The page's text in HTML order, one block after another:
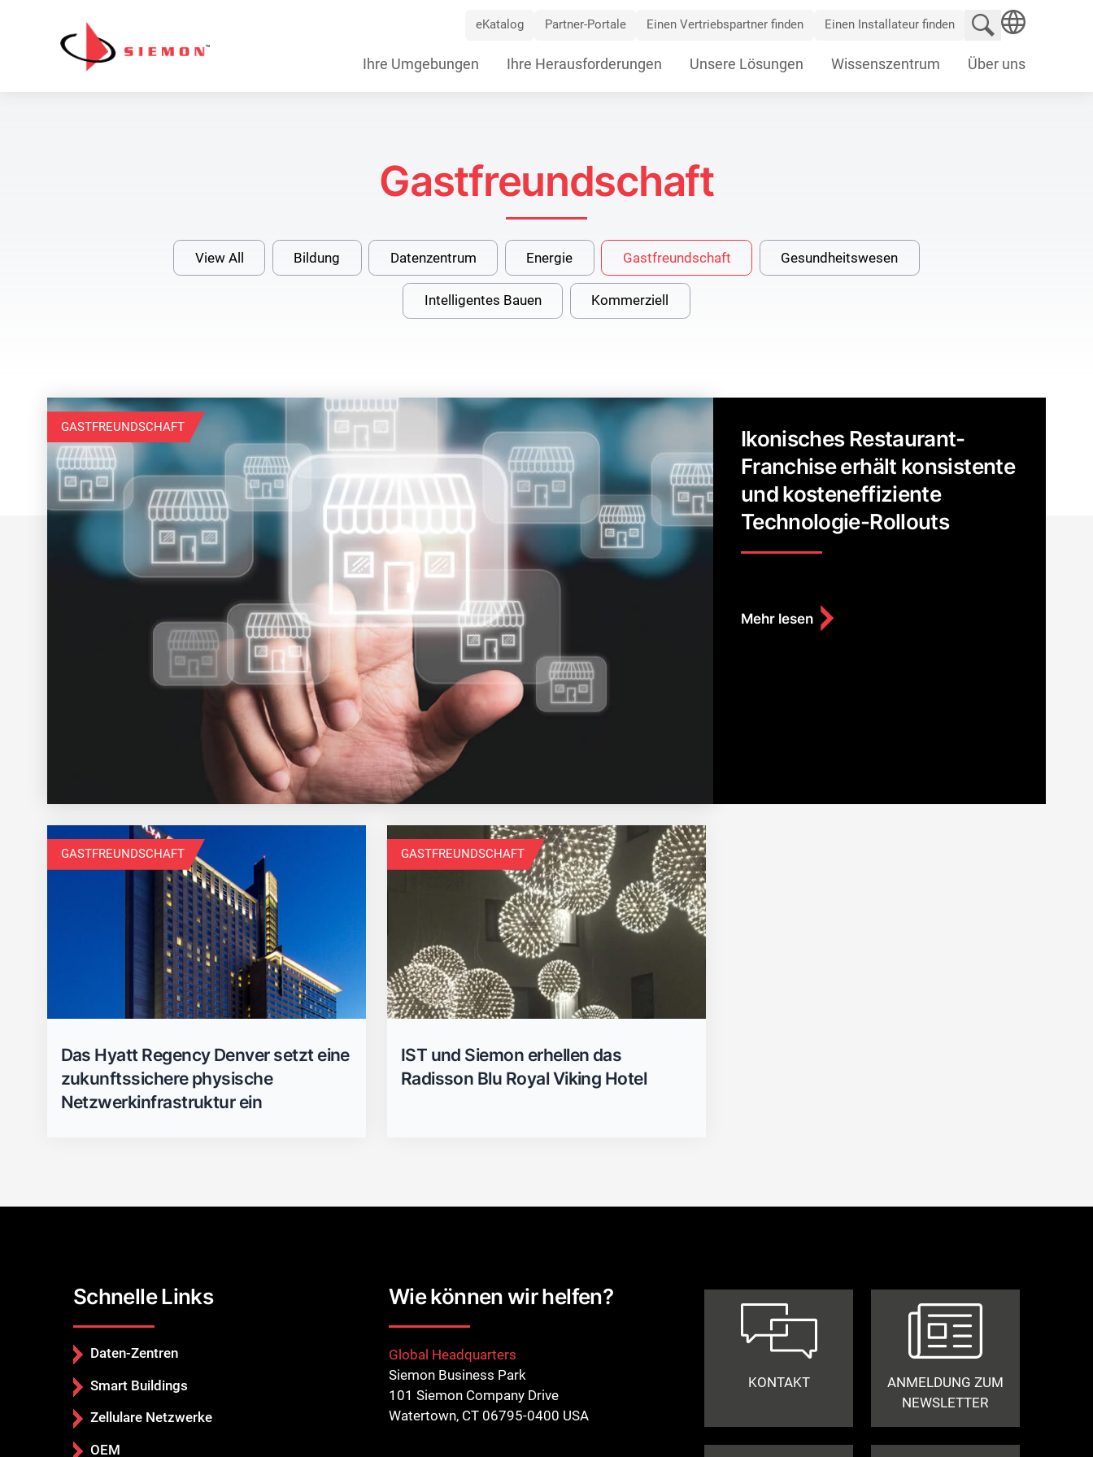
eKatalog Partner-Portale Einen Vertriebspartner finden Einen Installateur finden
Website
Navigation
Ihre Umgebungen Ihre Herausforderungen Unsere Lösungen Wissenszentrum Über uns
Gastfreundschaft
View All Bildung Datenzentrum Energie Gastfreundschaft Gesundheitswesen
Intelligentes Bauen Kommerziell
GASTFREUNDSCHAFT
Ikonisches Restaurant-
Franchise erhält konsistente
und kosteneffiziente
Technologie-Rollouts
Mehr lesen
GASTFREUNDSCHAFT
Das Hyatt Regency Denver setzt eine
zukunftssichere physische
Netzwerkinfrastruktur ein
GASTFREUNDSCHAFT
IST und Siemon erhellen das
Radisson Blu Royal Viking Hotel
Schnelle Links
Daten-Zentren
Smart Buildings
Zellulare Netzwerke
OEM
Wie können wir helfen?
Global Headquarters
Siemon Business Park
101 Siemon Company Drive
Watertown, CT 06795-0400 USA
KONTAKT
ANMELDUNG ZUM
NEWSLETTER
Schließen Sie